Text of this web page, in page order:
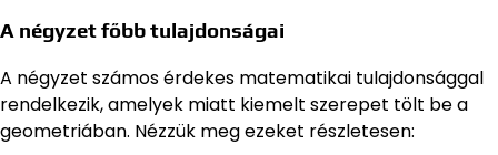
A négyzet főbb tulajdonságai
A négyzet számos érdekes matematikai tulajdonsággal
rendelkezik, amelyek miatt kiemelt szerepet tölt be a
geometriában. Nézzük meg ezeket részletesen: